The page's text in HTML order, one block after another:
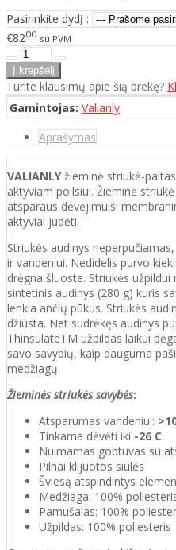
Pasirinkite dydį :
€8200 su PVM
Turite klausimų apie šią prekę?
Gamintojas: Valianly
Aprašymas
VALIANLYžieminė striukė-
aktyviam poilsiui. Žieminė
atsparaus dėvėjimuisi
aktyviai judėti.
Striukės audinys
ir vandeniui. Nedidelis purvo
drėgna šluoste. Striukės užpildui
sintetinis audinys (280 g) kuris
lenkia ančių pūkus. Striukės
džiūsta. Net sudrėkęs audinys
ThinsulateTM užpildas laikui
savo savybių, kaip dauguma
medžiagų.
Žieminės striukės savybės:
Atsparumas vandeniui:
Tinkama dėvėti iki -26 C
Nuimamas gobtuvas su
Pilnai klijuotos siūlės
Šviesą atspindintys
Medžiaga: 100%
Pamušalas: 100%
Užpildas: 100% poliesteris